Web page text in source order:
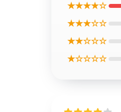
★★★★☆
★★★☆☆
★★☆☆☆
★☆☆☆☆